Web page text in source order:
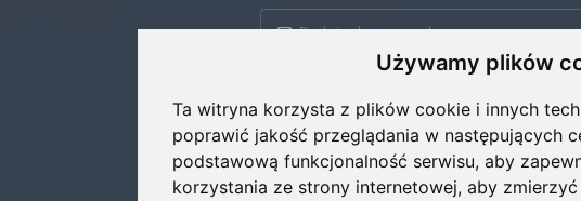
Używamy plików
Ta witryna korzysta z plików cookie i innych
poprawić jakość przeglądania w następujących
podstawową funkcjonalność serwisu, aby
korzystania ze strony internetowej, aby
Zapisz się do naszego Newslettera, aby